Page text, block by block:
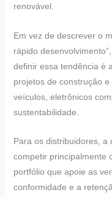
renovável.
Em vez de descrever o
rápido
definir essa tendência é
projetos de construção
veículos, eletrônicos
sustentabilidade.
Para os distribuidores, a
competir principalmente
portfólio que apoie as
conformidade e a